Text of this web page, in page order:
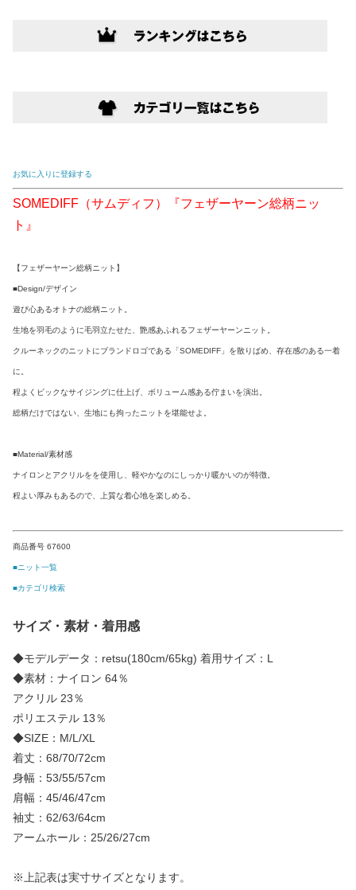
お気に入りに登録する
SOMEDIFF（サムディフ）『フェザーヤーン総柄ニッ
ト』
【フェザーヤーン総柄ニット】
■Design/デザイン
遊び心あるオトナの総柄ニット。
生地を羽毛のように毛羽立たせた、艶感あふれるフェザーヤーンニット。
クルーネックのニットにブランドロゴである「SOMEDIFF」を散りばめ、存在感のある一着
に。
程よくビックなサイジングに仕上げ、ボリューム感ある佇まいを演出。
総柄だけではない、生地にも拘ったニットを堪能せよ。
■Material/素材感
ナイロンとアクリルをを使用し、軽やかなのにしっかり暖かいのが特徴。
程よい厚みもあるので、上質な着心地を楽しめる。
商品番号 67600
■ニット一覧
■カテゴリ検索
サイズ・素材・着用感
◆モデルデータ：retsu(180cm/65kg) 着用サイズ：L
◆素材：ナイロン 64％
アクリル 23％
ポリエステル 13％
◆SIZE：M/L/XL
着丈：68/70/72cm
身幅：53/55/57cm
肩幅：45/46/47cm
袖丈：62/63/64cm
アームホール：25/26/27cm
※上記表は実寸サイズとなります。